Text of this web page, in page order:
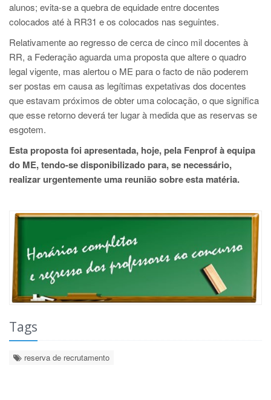
alunos; evita-se a quebra de equidade entre docentes
colocados até à RR31 e os colocados nas seguintes.
Relativamente ao regresso de cerca de cinco mil docentes à
RR, a Federação aguarda uma proposta que altere o quadro
legal vigente, mas alertou o ME para o facto de não poderem
ser postas em causa as legítimas expetativas dos docentes
que estavam próximos de obter uma colocação, o que significa
que esse retorno deverá ter lugar à medida que as reservas se
esgotem.
Esta proposta foi apresentada, hoje, pela Fenprof à equipa
do ME, tendo-se disponibilizado para, se necessário,
realizar urgentemente uma reunião sobre esta matéria.
Tags
reserva de recrutamento